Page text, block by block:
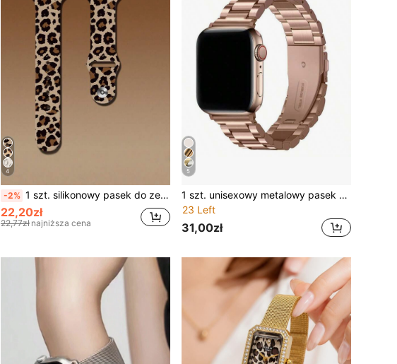
4
-2% 1 szt. silikonowy pasek do zegarka unisex, modny, kompatybilny z Apple Watch 40 mm, 49 mm, 45 mm, 42 mm, 44 mm, 41 mm, 38 mm, styl opaski, kompatybilny z serią SE, 11, 10, 9, 8, 7, 6, 5, 4, 3, 2, 1, akcesoria do zegarków
22,20zł
22,77zł najniższa cena
5
1 szt. unisexowy metalowy pasek do zegarka z 3 ozdobnymi koralikami, kompatybilny z Apple Watch 38 mm 40 mm 41 mm 42 mm 44 mm 45 mm 46 mm 49 mm, pasek zamienny ze stali nierdzewnej z magnetycznym zapięciem, kompatybilny z Apple Watch Series Ultra 3/2/1 11 10 9 8 7 SE 6 5 4 3 2 1
23 Left
31,00zł